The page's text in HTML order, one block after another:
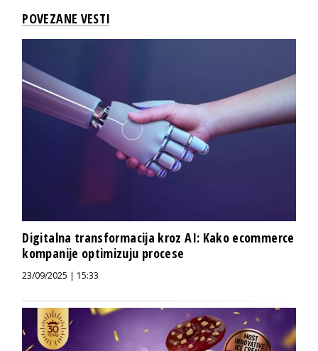
POVEZANE VESTI
Digitalna transformacija kroz AI: Kako ecommerce
kompanije optimizuju procese
23/09/2025 | 15:33